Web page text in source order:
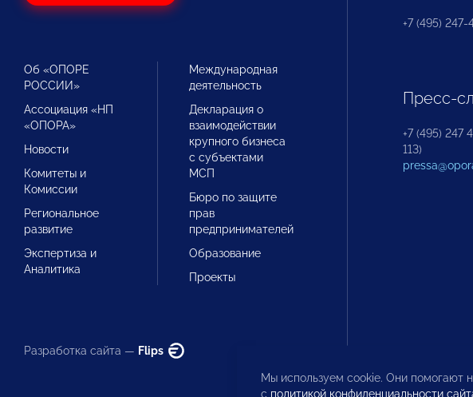
Об «ОПОРЕ
РОССИИ»
Ассоциация «НП
«ОПОРА»
Новости
Комитеты и
Комиссии
Региональное
развитие
Экспертиза и
Аналитика
Международная
деятельность
Декларация о
взаимодействии
крупного бизнеса
с субъектами
МСП
Бюро по защите
прав
предпринимателей
Образование
Проекты
Разработка сайта — Flips
+7 (495) 247-
Пресс-
+7 (495) 247
113)
Мы используем cookie. Они помогают
с политикой конфиденциальности